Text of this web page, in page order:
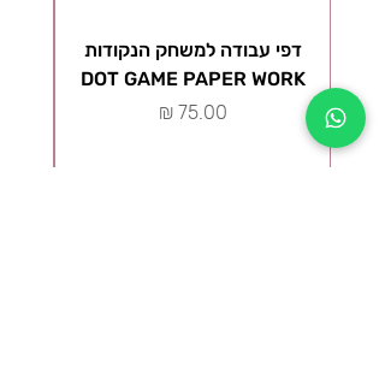
דפי עבודה למשחק הנקודות
DOT GAME PAPER WORK
מחיר